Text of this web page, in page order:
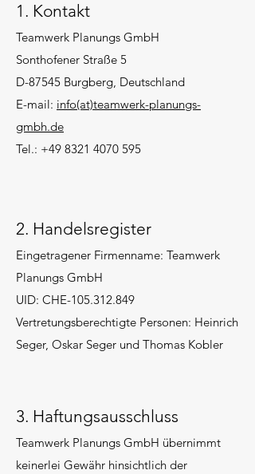
1. Kontakt
Teamwerk Planungs GmbH
Sonthofener Straße 5
D-87545 Burgberg, Deutschland
E-mail: info(at)teamwerk-planungs-
gmbh.de
Tel.: +49 8321 4070 595
2. Handelsregister
Eingetragener Firmenname: Teamwerk
Planungs GmbH
UID: CHE-105.312.849
Vertretungsberechtigte Personen: Heinrich
Seger, Oskar Seger und Thomas Kobler
3. Haftungsausschluss
Teamwerk Planungs GmbH übernimmt
keinerlei Gewähr hinsichtlich der